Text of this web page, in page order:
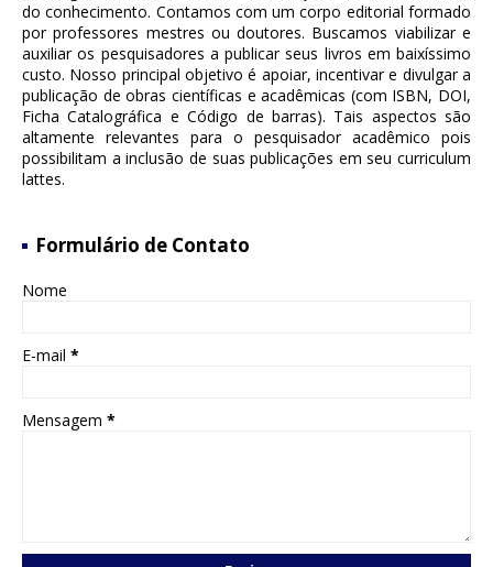
do conhecimento. Contamos com um corpo editorial formado
por professores mestres ou doutores. Buscamos viabilizar e
auxiliar os pesquisadores a publicar seus livros em baixíssimo
custo. Nosso principal objetivo é apoiar, incentivar e divulgar a
publicação de obras científicas e acadêmicas (com ISBN, DOI,
Ficha Catalográfica e Código de barras). Tais aspectos são
altamente relevantes para o pesquisador acadêmico pois
possibilitam a inclusão de suas publicações em seu curriculum
lattes.
Formulário de Contato
Nome
E-mail *
Mensagem *